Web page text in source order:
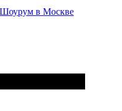
Шоурум в Москве